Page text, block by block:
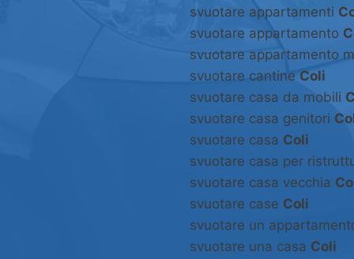
svuotare appartamenti
svuotare appartamento
svuotare appartamento
svuotare cantine Coli
svuotare casa da mobili
svuotare casa genitori
svuotare casa Coli
svuotare casa per
svuotare casa vecchia
svuotare case Coli
svuotare un
svuotare una casa Coli